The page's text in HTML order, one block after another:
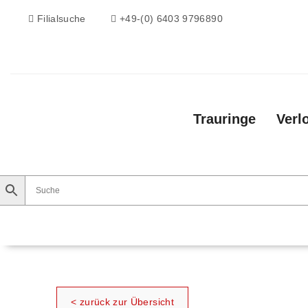
Filialsuche +49-(0) 6403 9796890
Trauringe
< zurück zur Übersicht